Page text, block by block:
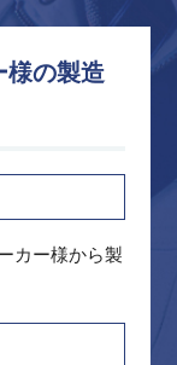
様の製造
カー様から製